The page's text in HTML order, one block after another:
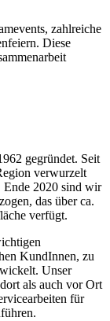
zahlreiche
Diese
gegründet. Seit
verwurzelt
Ende 2020 sind wir
das über ca.
verfügt.
KundInnen, zu
Unser
als auch vor Ort
für